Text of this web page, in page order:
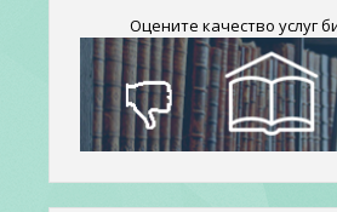
Оцените качество услуг